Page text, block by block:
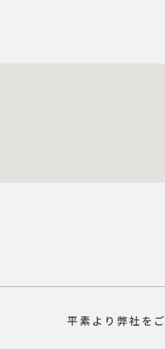
平素より弊社を